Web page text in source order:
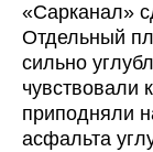
«Сарканал»
Отдельный
сильно
чувствовали
приподняли
асфальта